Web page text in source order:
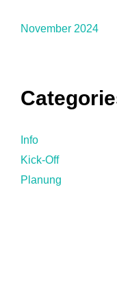
November 2024
Info
Kick-Off
Planung